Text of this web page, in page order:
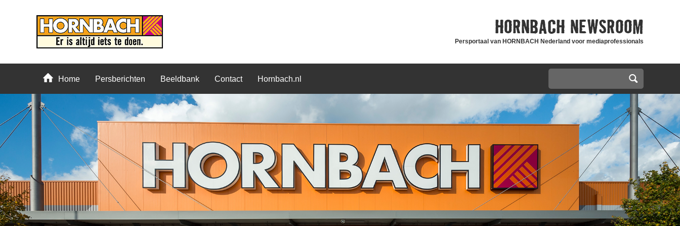
HORNBACH NEWSROOM
Persportaal van HORNBACH Nederland voor mediaprofessionals
Home Persberichten Beeldbank Contact Hornbach.nl